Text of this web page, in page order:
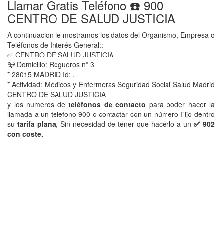
Llamar Gratis Teléfono ☎️ 900
CENTRO DE SALUD JUSTICIA
A continuacion le mostramos los datos del Organismo, Empresa o
Teléfonos de Interés General::
✅ CENTRO DE SALUD JUSTICIA
📪 Domicilio: Regueros nº 3
* 28015 MADRID Id: .
* Actividad: Médicos y Enfermeras Seguridad Social Salud Madrid
CENTRO DE SALUD JUSTICIA
y los numeros de teléfonos de contacto para poder hacer la
llamada a un telefono 900 o contactar con un número Fijo dentro
su tarifa plana, Sin necesidad de tener que hacerlo a un ✅ 902
con coste.